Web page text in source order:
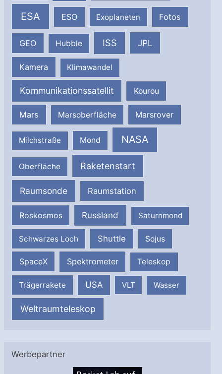
ESA ESO Exoplaneten Fotos
GEO Hubble ISS JPL
Kamera Klimawandel
Kommunikationssatellit Kourou
Mars Marsoberfläche Marsrover
Milchstraße Mond NASA
Oberfläche Raketenstart
Raumsonde Raumstation
Roskosmos Russland Saturnmond
Schwarzes Loch Shuttle Sojus
SpaceX Spektrometer Teleskop
Trägerrakete USA VLT Wasser
Weltraumteleskop
Werbepartner